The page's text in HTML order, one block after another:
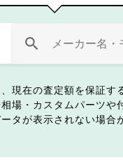
現在の査定額を保証す
場・カスタムパーツや
タが表示されない場合